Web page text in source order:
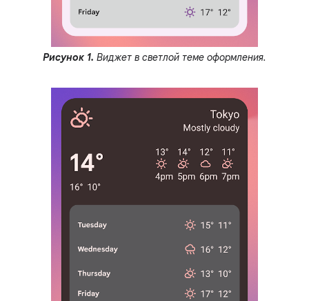
Рисунок 1. Виджет в светлой теме оформления.